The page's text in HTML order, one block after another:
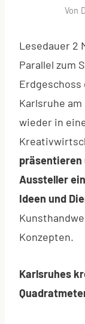
Von
Lesedauer 2
Parallel zum
Karlsruhe
wieder in
präsentieren
Aussteller
Ideen und
Konzepten.
Karlsruhes